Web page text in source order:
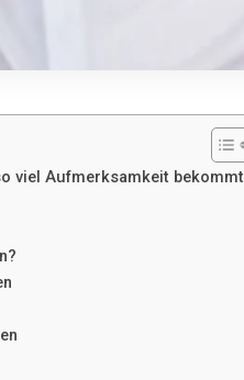
viel Aufmerksamkeit bekommt